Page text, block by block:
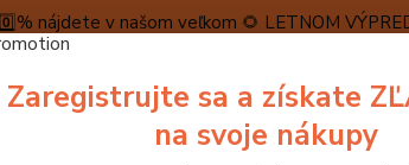
nájdete v našom veľkom 🌻 LETNOM
máme teraz pripravené špeciálne zľavy až
A PLATBA RECENZIE 👉VRÁTENIE
Zaregistrujte sa a získate
na svoje nákupy